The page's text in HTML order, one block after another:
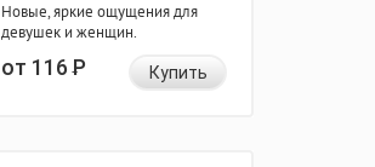
Новые, яркие ощущения для
девушек и женщин.
от 116Р Купить